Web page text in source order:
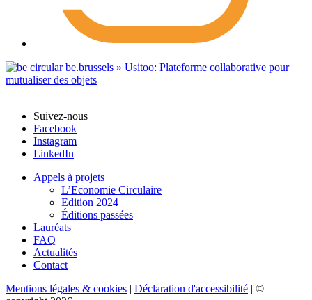
Suivez-nous
Facebook
Instagram
LinkedIn
Appels à projets
L’Economie Circulaire
Edition 2024
Éditions passées
Lauréats
FAQ
Actualités
Contact
Mentions légales & cookies | Déclaration d'accessibilité | ©